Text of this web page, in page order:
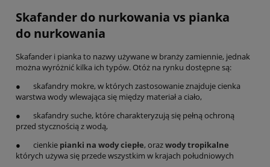
Skafander do nurkowania vs pianka
do nurkowania
Skafander i pianka to nazwy używane w branży zamiennie, jednak
można wyróżnić kilka ich typów. Otóż na rynku dostępne są:
● skafandry mokre, w których zastosowanie znajduje cienka
warstwa wody wlewająca się między materiał a ciało,
● skafandry suche, które charakteryzują się pełną ochroną
przed stycznością z wodą,
● cienkie pianki na wody ciepłe, orazwody tropikalne
których używa się przede wszystkim w krajach południowych